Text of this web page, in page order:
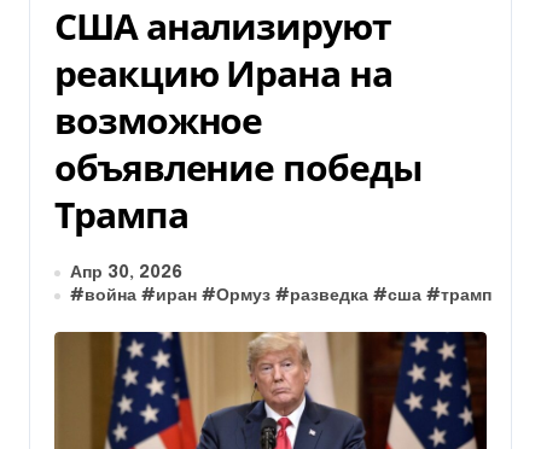
США анализируют
реакцию Ирана на
возможное
объявление победы
Трампа
Апр 30, 2026
#война #иран #Ормуз #разведка #сша #трамп